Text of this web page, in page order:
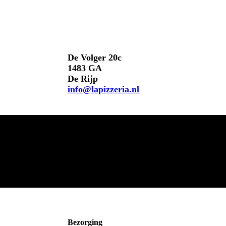
De Volger 20c
1483 GA
De Rijp
info@lapizzeria.nl
Bezorging